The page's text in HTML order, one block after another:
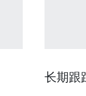
长期跟